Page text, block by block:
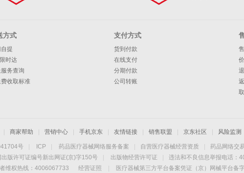
方式
提
时达
务查询
费收取标准
支付方式
货到付款
在线支付
分期付款
公司转账
商家帮助 营销中心 手机京东 友情链接 销售联盟 京东社区 风险监测
号 ICP 药品医疗器械网络服务备案 自营医疗器械经营资质 药品网络交
出版许可证编号新出网证(京)字150号
出版物经营许可证
违法和不良信息举报电话：
维权热线：4006067733 经营证照 医疗器械第三方平台备案凭证（京）网械平台备